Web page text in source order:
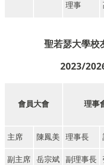
理事
聖若瑟大學校
2023/
會員大會 理事
主席 陳鳳美 理事長
副主席 岳宗斌 副理事長